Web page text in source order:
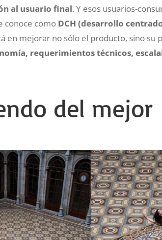
al usuario final. Y esos usuarios-
conoce como DCH (desarrollo
en mejorar no sólo el producto, sino su
requerimientos técnicos,
del mejor